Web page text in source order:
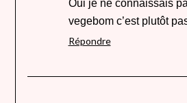
Oui je ne connaissais
vegebom c’est plutôt
Répondre